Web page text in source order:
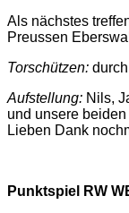
Als nächstes
Preussen
Torschützen:
Aufstellung: Nils,
und unsere
Lieben Dank
Punktspiel RW